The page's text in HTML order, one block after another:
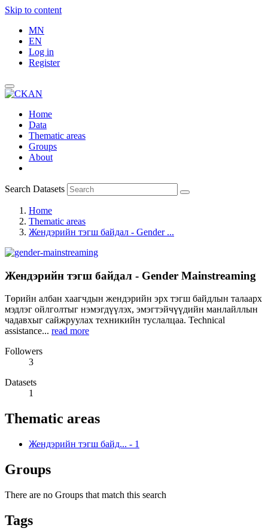
Skip to content
MN
EN
Log in
Register
Home
Data
Thematic areas
Groups
About
Search Datasets
Home
Thematic areas
Жендэрийн тэгш байдал - Gender ...
Жендэрийн тэгш байдал - Gender Mainstreaming
Төрийн албан хаагчдын жендэрийн эрх тэгш байдлын талаарх
мэдлэг ойлголтыг нэмэгдүүлэх, эмэгтэйчүүдийн манлайллын
чадавхыг сайжруулах техникийн туслалцаа. Technical
assistance... read more
Followers
3
Datasets
1
Thematic areas
Жендэрийн тэгш байд... - 1
Groups
There are no Groups that match this search
Tags